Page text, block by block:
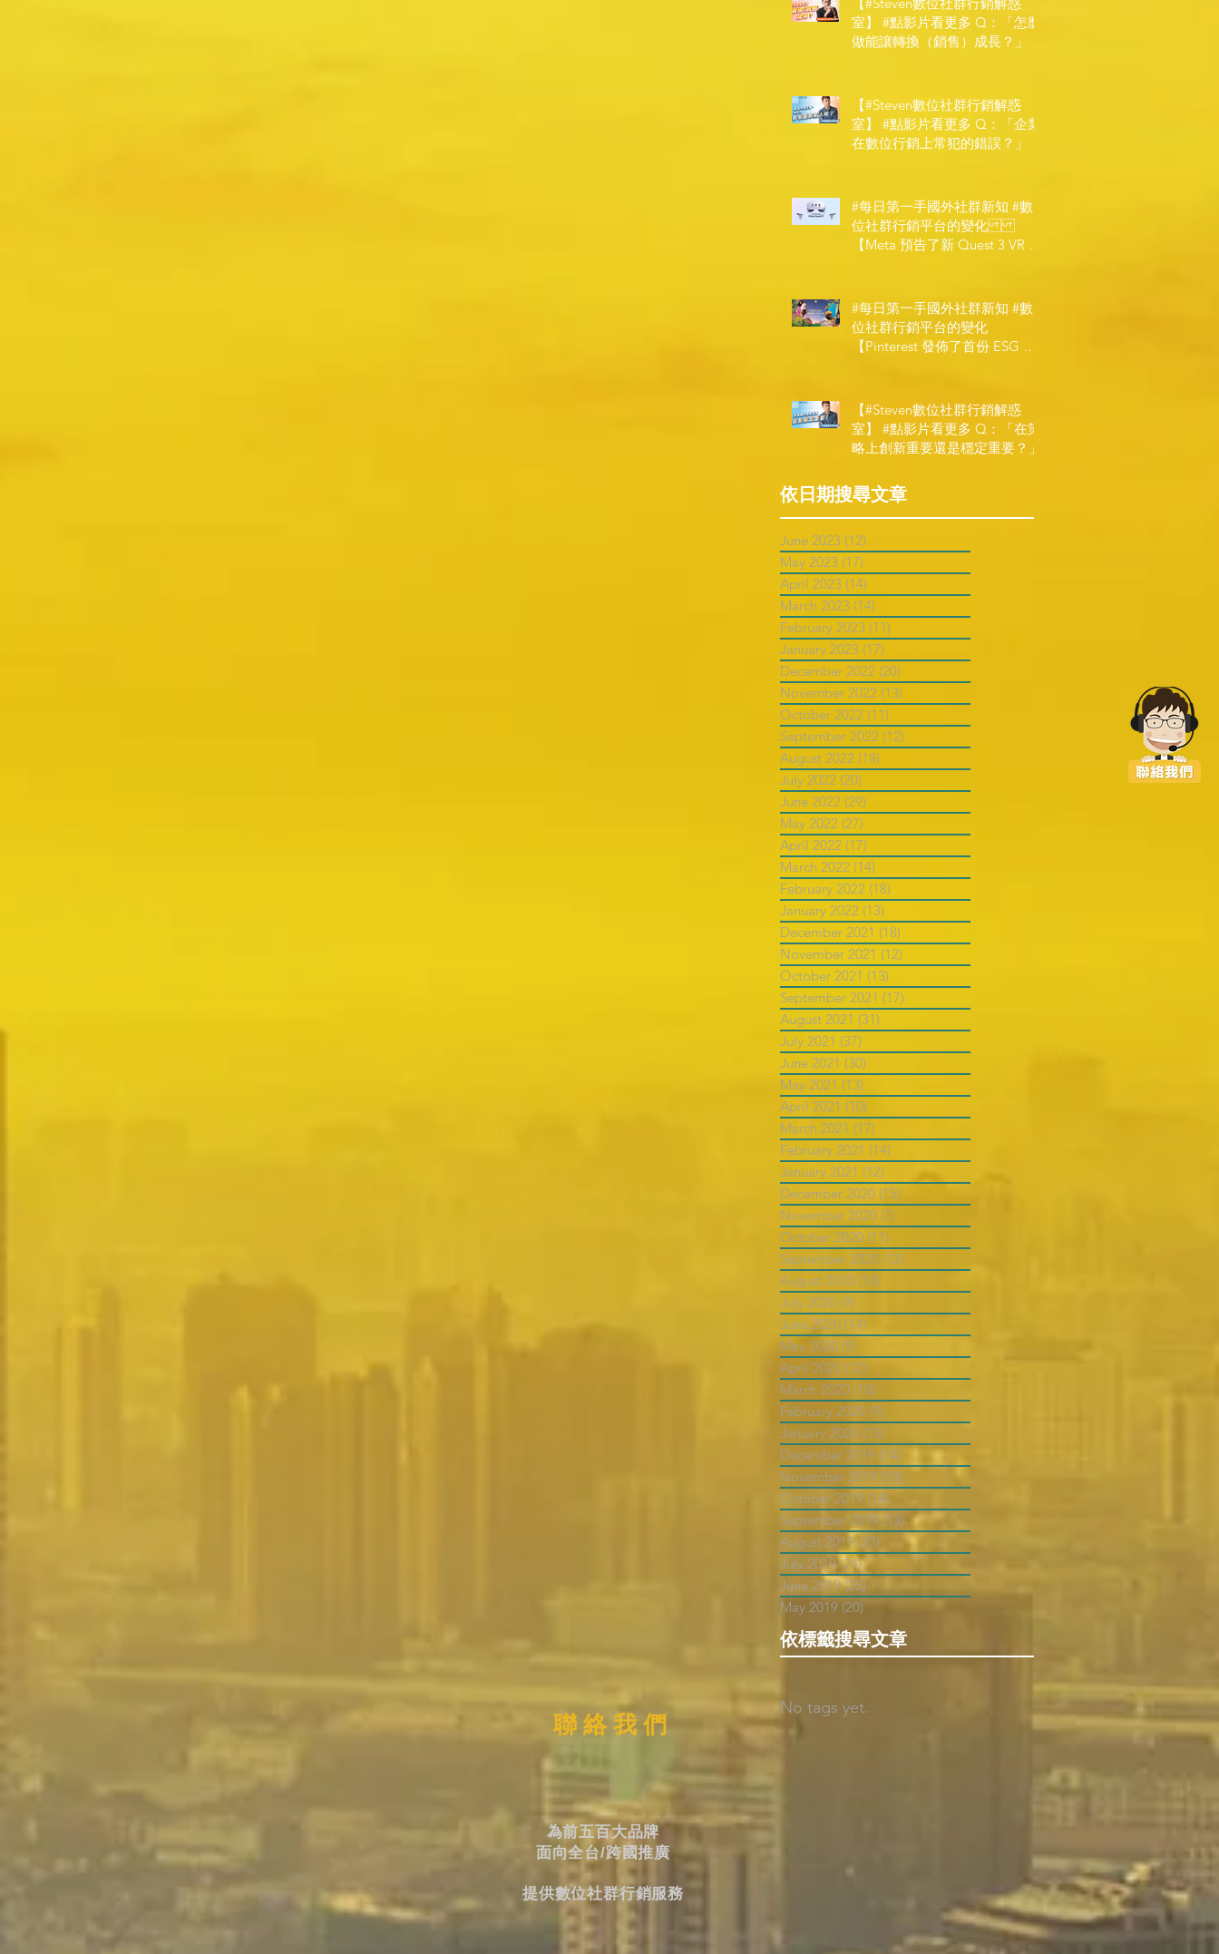
【#Steven數位社群行銷解惑
室】 #點影片看更多​ Q：「怎麼
做能讓轉換（銷售）成長？」
【#Steven數位社群行銷解惑
室】 #點影片看更多​ Q：「企業
在數位行銷上常犯的錯誤？」
#每日第一手國外社群新知 #數
位社群行銷平台的變化
【Meta 預告了新 Quest 3 VR 耳
#每日第一手國外社群新知 #數
位社群行銷平台的變化
【Pinterest 發佈了首份 ESG 報
【#Steven數位社群行銷解惑
室】 #點影片看更多​ Q：「在策
略上創新重要還是穩定重要？」
依日期搜尋文章
June 2023 (12)
May 2023 (17)
April 2023 (14)
March 2023 (14)
February 2023 (11)
January 2023 (17)
December 2022 (20)
November 2022 (13)
October 2022 (11)
September 2022 (12)
August 2022 (18)
July 2022 (20)
June 2022 (29)
May 2022 (27)
April 2022 (17)
March 2022 (14)
February 2022 (18)
January 2022 (13)
December 2021 (18)
November 2021 (12)
October 2021 (13)
September 2021 (17)
August 2021 (31)
July 2021 (37)
June 2021 (30)
May 2021 (13)
April 2021 (10)
March 2021 (17)
February 2021 (14)
January 2021 (12) 12 posts
December 2020 (15)
November 2020 (7)
October 2020 (11)
September 2020 (12)
August 2020 (10)
July 2020 (9)
June 2020 (14)
May 2020 (9)
April 2020 (12)
March 2020 (10)
February 2020 (9)
January 2020 (13)
December 2019 (14) 14 posts
November 2019 (10)
October 2019 (14)
September 2019 (13) 13 posts
August 2019 (33) 33 posts
July 2019 (24)24 posts
June 2019 (25)
May 2019 (20)
依標籤搜尋文章
No tags yet.
聯 絡 我 們
為前五百大品牌
面向全台/跨國推廣
提供數位社群行銷服務